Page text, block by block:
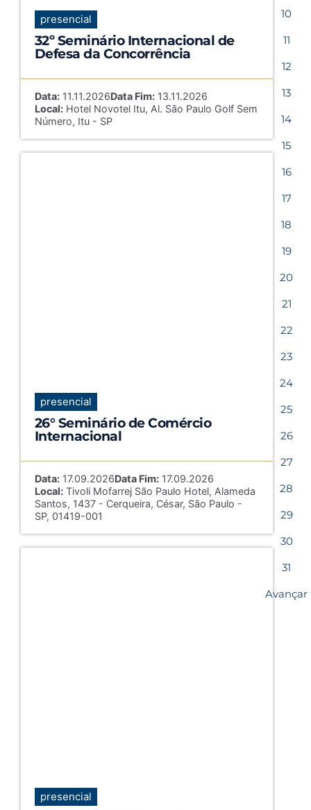
presencial
32º Seminário Internacional de
Defesa da Concorrência
Data:11.11.2026Data Fim:13.11.2026
Local:Hotel Novotel Itu, Al. São Paulo Golf Sem
Número, Itu - SP
presencial
26° Seminário de Comércio
Internacional
Data:17.09.2026Data Fim:17.09.2026
Local:Tivoli Mofarrej São Paulo Hotel, Alameda
Santos, 1437 - Cerqueira, César, São Paulo -
SP, 01419-001
presencial
10
11
12
13
14
15
16
17
18
19
20
21
22
23
24
25
26
27
28
29
30
31
Avançar